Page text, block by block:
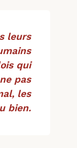
leurs
qui
pas
les
bien.